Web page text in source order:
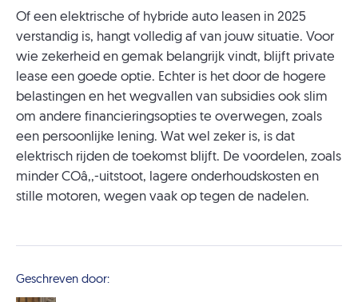
Of een elektrische of hybride auto leasen in 2025
verstandig is, hangt volledig af van jouw situatie. Voor
wie zekerheid en gemak belangrijk vindt, blijft private
lease een goede optie. Echter is het door de hogere
belastingen en het wegvallen van subsidies ook slim
om andere financieringsopties te overwegen, zoals
een persoonlijke lening. Wat wel zeker is, is dat
elektrisch rijden de toekomst blijft. De voordelen, zoals
minder COâ‚‚-uitstoot, lagere onderhoudskosten en
stille motoren, wegen vaak op tegen de nadelen.
Geschreven door: